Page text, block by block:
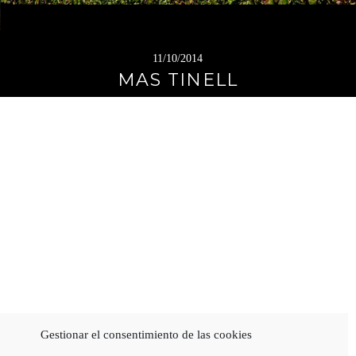
Gestionar el consentimiento de las cookies
11/10/2014
MAS TINELL